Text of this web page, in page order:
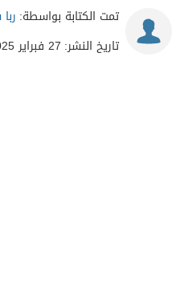
تمت الكتابة بواسطة:
تاريخ النشر: 27 فبراير 2025 - 2:27م